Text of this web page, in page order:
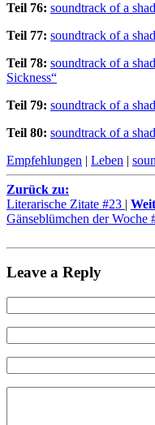
Teil 76: soundtrack of a
Teil 77: soundtrack of a
Teil 78: soundtrack of a
Sickness“
Teil 79: soundtrack of a
Teil 80: soundtrack of a
Empfehlungen | Leben |
Zurück zu:
Literarische Zitate #23 |
Gänseblümchen der Woche
Leave a Reply